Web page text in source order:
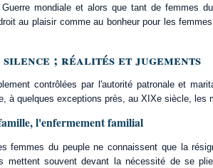
mondiale et alors que tant de femmes
au plaisir comme au bonheur pour les
; réalités et jugements
contrôlées par l'autorité patronale et
à quelques exceptions près, au XIXe siècle, les
l'enfermement familial
femmes du peuple ne connaissent que la
mettent souvent devant la nécessité de se